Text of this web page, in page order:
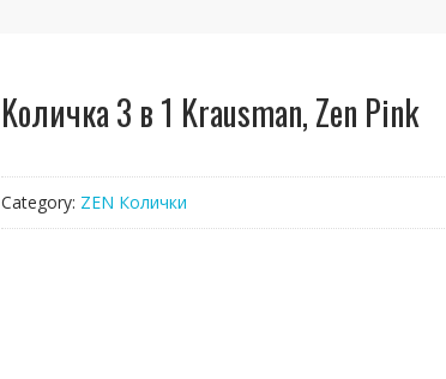
Kоличка 3 в 1 Krausman, Zen Pink
Category: ZEN Колички